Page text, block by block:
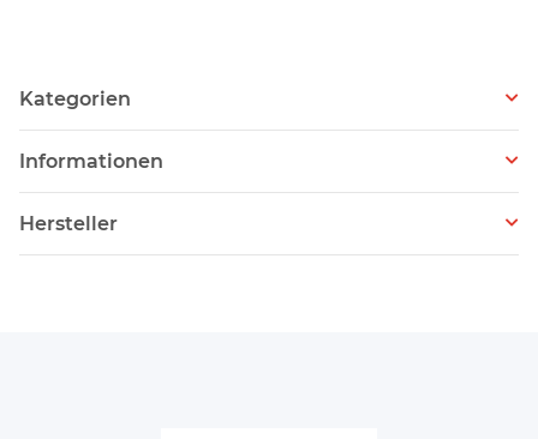
Kategorien
Informationen
Hersteller